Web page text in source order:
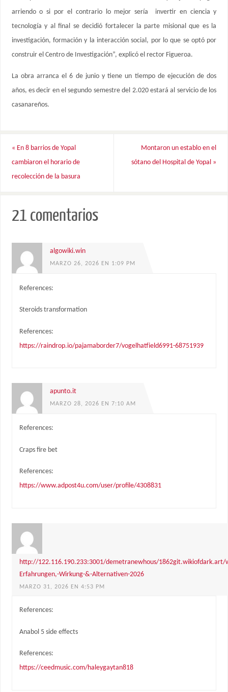
arriendo o si por el contrario lo mejor sería invertir en ciencia y
tecnología y al final se decidió fortalecer la parte misional que es la
investigación, formación y la interacción social, por lo que se optó por
construir el Centro de Investigación”, explicó el rector Figueroa.
La obra arranca el 6 de junio y tiene un tiempo de ejecución de dos
años, es decir en el segundo semestre del 2.020 estará al servicio de los
casanareños.
« En 8 barrios de Yopal
cambiaron el horario de
recolección de la basura
Montaron un establo en el
sótano del Hospital de Yopal »
21 comentarios
algowiki.win
MARZO 26, 2026 EN 1:09 PM
References:
Steroids transformation
References:
https://raindrop.io/pajamaborder7/vogelhatfield6991-68751939
apunto.it
MARZO 28, 2026 EN 7:10 AM
References:
Craps fire bet
References:
https://www.adpost4u.com/user/profile/4308831
http://122.116.190.233:3001/demetranewhous/1862git.wikiofdark.art/
Erfahrungen,-Wirkung-&-Alternativen-2026
MARZO 31, 2026 EN 4:53 PM
References:
Anabol 5 side effects
References:
https://ceedmusic.com/haleygaytan818